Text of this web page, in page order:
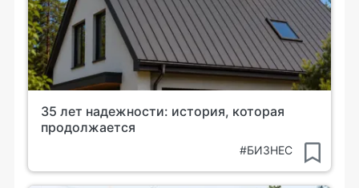
35 лет надежности: история, которая
продолжается
#БИЗНЕС